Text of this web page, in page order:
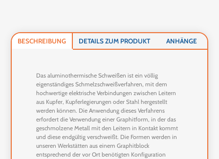
BESCHREIBUNG DETAILS ZUM PRODUKT ANHÄNGE
Das aluminothermische Schweißen ist ein völlig
eigenständiges Schmelzschweißverfahren, mit dem
hochwertige elektrische Verbindungen zwischen Leitern
aus Kupfer, Kupferlegierungen oder Stahl hergestellt
werden können. Die Anwendung dieses Verfahrens
erfordert die Verwendung einer Graphitform, in der das
geschmolzene Metall mit den Leitern in Kontakt kommt
und diese endgültig verschweißt. Die Formen werden in
unseren Werkstätten aus einem Graphitblock
entsprechend der vor Ort benötigten Konfiguration